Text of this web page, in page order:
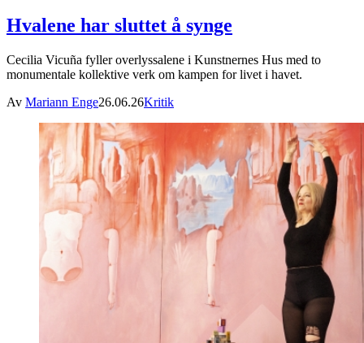
Hvalene har sluttet å synge
Cecilia Vicuña fyller overlyssalene i Kunstnernes Hus med to
monumentale kollektive verk om kampen for livet i havet.
Av Mariann Enge26.06.26Kritik